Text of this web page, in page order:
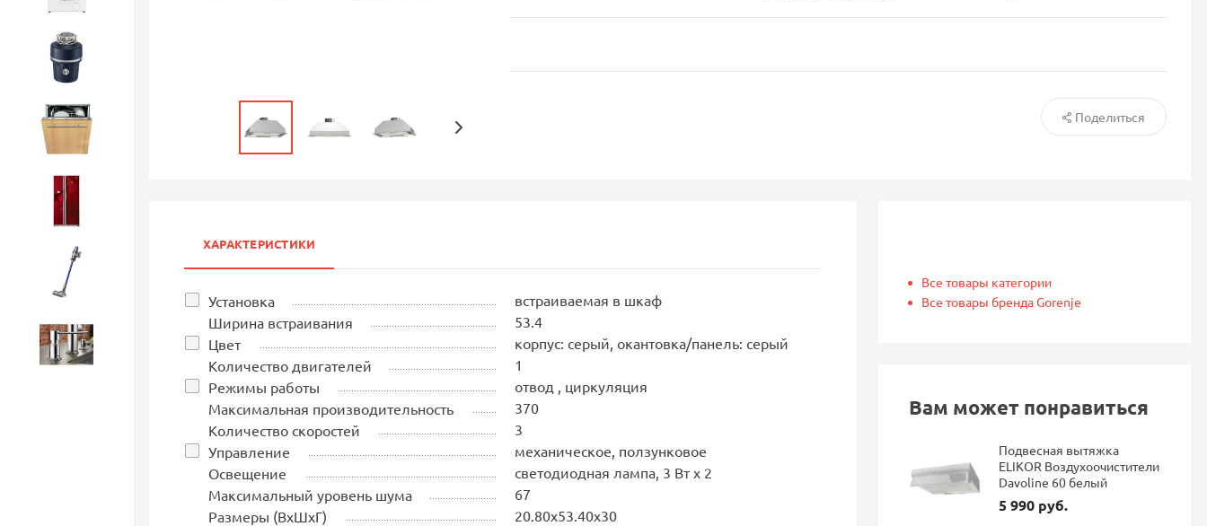
Посудомоечные машины
Бытовая техника
Поделиться
ХАРАКТЕРИСТИКИ
Установка
встраиваемая в шкаф
Ширина встраивания
53.4
Цвет
корпус: серый, окантовка/панель: серый
Количество двигателей
1
Режимы работы
отвод , циркуляция
Максимальная производительность
370
Количество скоростей
3
Управление
механическое, ползунковое
Освещение
светодиодная лампа, 3 Вт х 2
Максимальный уровень шума
67
Размеры (ВхШхГ)
20.80х53.40х30
Все товары категории
Все товары бренда Gorenje
Вам может понравиться
Подвесная вытяжка
ELIKOR Воздухоочистители
Davoline 60 белый
5 990 руб.